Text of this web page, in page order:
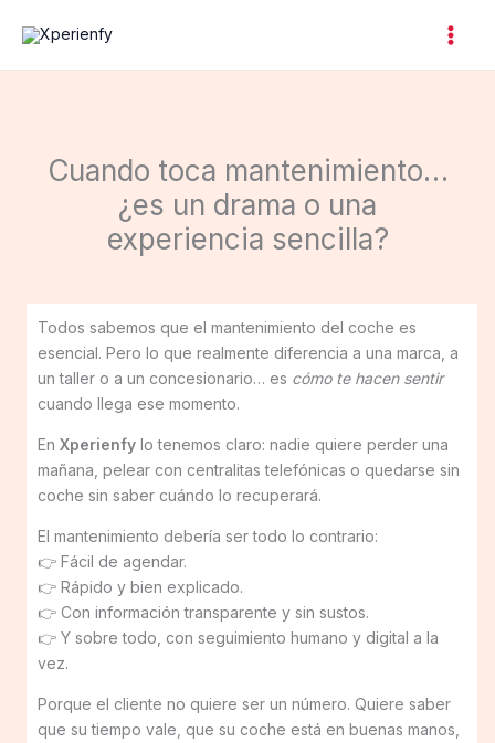
Cuando toca mantenimiento…
¿es un drama o una
experiencia sencilla?
Todos sabemos que el mantenimiento del coche es
esencial. Pero lo que realmente diferencia a una marca, a
un taller o a un concesionario… es cómo te hacen sentir
cuando llega ese momento.
En Xperienfylo tenemos claro: nadie quiere perder una
mañana, pelear con centralitas telefónicas o quedarse sin
coche sin saber cuándo lo recuperará.
El mantenimiento debería ser todo lo contrario:
👉 Fácil de agendar.
👉 Rápido y bien explicado.
👉 Con información transparente y sin sustos.
👉 Y sobre todo, con seguimiento humano y digital a la
vez.
Porque el cliente no quiere ser un número. Quiere saber
que su tiempo vale, que su coche está en buenas manos,